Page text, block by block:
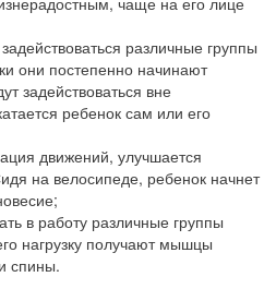
различные группы
они постепенно начинают
задействоваться вне
ребенок сам или его
движений, улучшается
на велосипеде, ребенок начнет
в работу различные группы
нагрузку получают мышцы
спины.